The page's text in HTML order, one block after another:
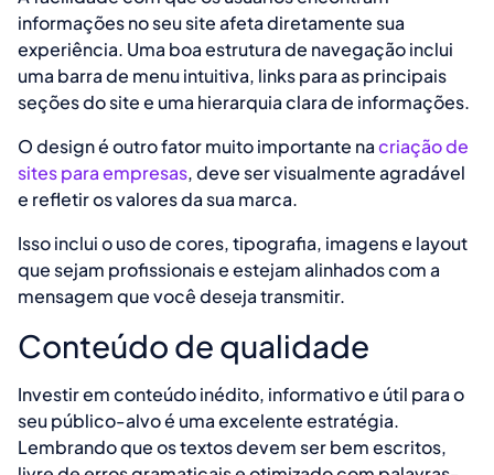
informações no seu site afeta diretamente sua
experiência. Uma boa estrutura de navegação inclui
uma barra de menu intuitiva, links para as principais
seções do site e uma hierarquia clara de informações.
O design é outro fator muito importante nacriação de
sites para empresas, deve ser visualmente agradável
e refletir os valores da sua marca.
Isso inclui o uso de cores, tipografia, imagens e layout
que sejam profissionais e estejam alinhados com a
mensagem que você deseja transmitir.
Conteúdo de qualidade
Investir em conteúdo inédito, informativo e útil para o
seu público-alvo é uma excelente estratégia.
Lembrando que os textos devem ser bem escritos,